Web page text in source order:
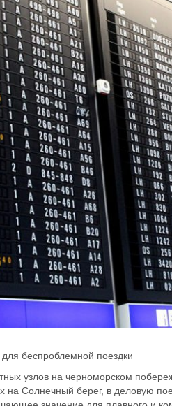
беспроблемной поездки
узлов на черноморском
Солнечный берег, в деловую